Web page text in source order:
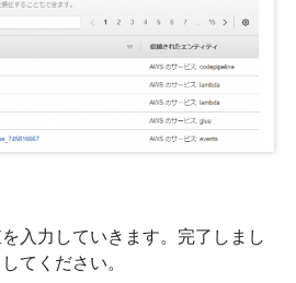
入力していきます。完了しまし
てください。